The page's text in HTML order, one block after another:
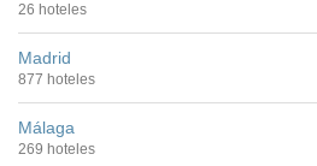
26 hoteles
Madrid
877 hoteles
Málaga
269 hoteles